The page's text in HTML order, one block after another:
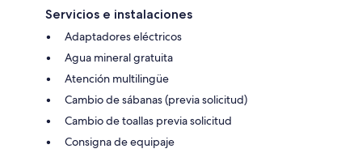
Servicios e instalaciones
Adaptadores eléctricos
Agua mineral gratuita
Atención multilingüe
Cambio de sábanas (previa solicitud)
Cambio de toallas previa solicitud
Consigna de equipaje